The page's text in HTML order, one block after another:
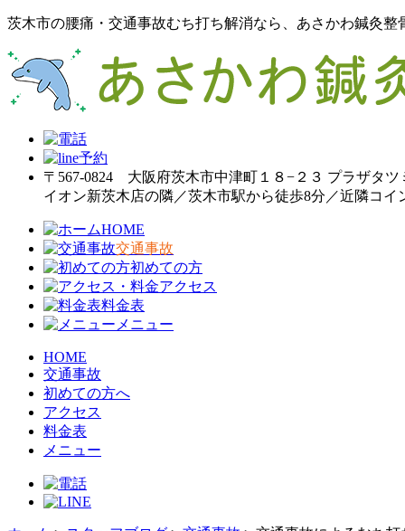
茨木市の腰痛・交通事故むち打ち解消なら、あさかわ鍼灸整
〒567-0824 大阪府茨木市中津町１８−２３ プラザタツ
イオン新茨木店の隣／茨木市駅から徒歩8分／近隣コイ
HOME
交通事故
初めての方
アクセス
料金表
メニュー
HOME
交通事故
初めての方へ
アクセス
料金表
メニュー